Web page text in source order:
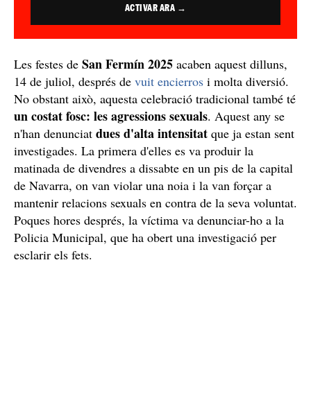
ACTIVAR ARA →
Les festes de San Fermín 2025 acaben aquest dilluns,
14 de juliol, després de vuit encierros i molta diversió.
No obstant això, aquesta celebració tradicional també té
un costat fosc: les agressions sexuals. Aquest any se
n'han denunciat dues d'alta intensitat que ja estan sent
investigades. La primera d'elles es va produir la
matinada de divendres a dissabte en un pis de la capital
de Navarra, on van violar una noia i la van forçar a
mantenir relacions sexuals en contra de la seva voluntat.
Poques hores després, la víctima va denunciar-ho a la
Policia Municipal, que ha obert una investigació per
esclarir els fets.